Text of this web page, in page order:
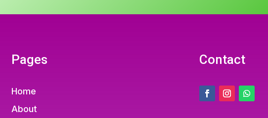
Pages
Home
About
Contact